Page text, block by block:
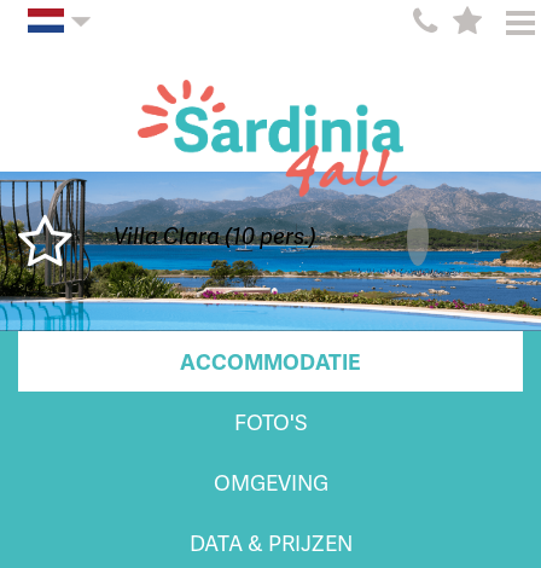
Villa Clara (10 pers.)
ACCOMMODATIE
FOTO'S
OMGEVING
DATA & PRIJZEN